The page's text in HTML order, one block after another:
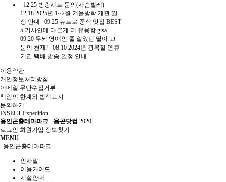
12.25 방충시트 문의(사슴벌레)
12.18 2025년 1~2월 겨울방학 개관 일
정 안내
09.25 뉴트로 중식 맛집 BEST
5 기사인데 다른게 더 유용함.gisa
09.20 두뇌 영애인 줄 알았던 딸이 고
문의 천재?
08.10 2024년 광복절 연휴
기간 택배 발송 일정 안내
이용약관
개인정보처리방침
이메일 무단수집거부
책임의 한계와 법적고지
문의하기
INSECT Expedition
용인곤충테마파크 - 용곤닷컴 2020.
로그인 회원가입 정보찾기
MENU
용인곤충테마파크
인사말
이용가이드
시설안내